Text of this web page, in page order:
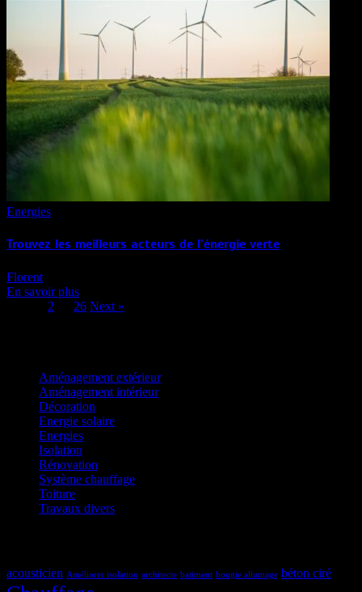
Energies
Trouvez les meilleurs acteurs de l’énergie verte
Florent
En savoir plus
2 26 Next »
Aménagement extérieur
Aménagement intérieur
Décoration
Energie solaire
Energies
Isolation
Rénovation
Système chauffage
Toiture
Travaux divers
acousticien Améliorer isolation architecte batiment bougie allumage béton ciré